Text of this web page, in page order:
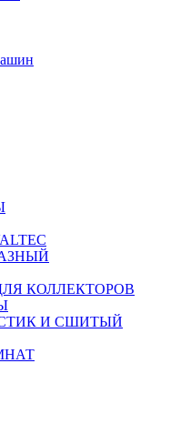
КОЛЛЕКТОРОВ
И СШИТЫЙ